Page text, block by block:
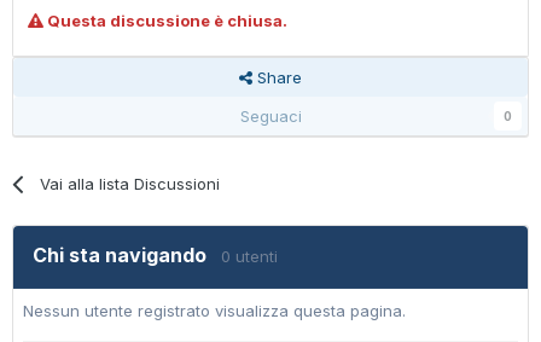
Questa discussione è chiusa.
Share
Seguaci
0
Vai alla lista Discussioni
Chi sta navigando 0 utenti
Nessun utente registrato visualizza questa pagina.